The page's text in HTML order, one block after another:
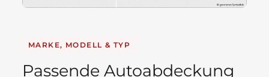
MARKE, MODELL & TYP
Passende Autoabdeckung